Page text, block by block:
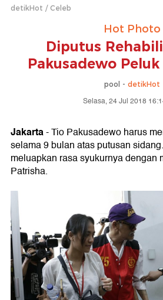
detikHot Celeb
Hot Photo
Diputus
Pakusadewo
pool - detikHot
Selasa, 24 Jul 2018
Jakarta- Tio Pakusadewo harus
selama 9 bulan atas putusan
meluapkan rasa syukurnya dengan
Patrisha.